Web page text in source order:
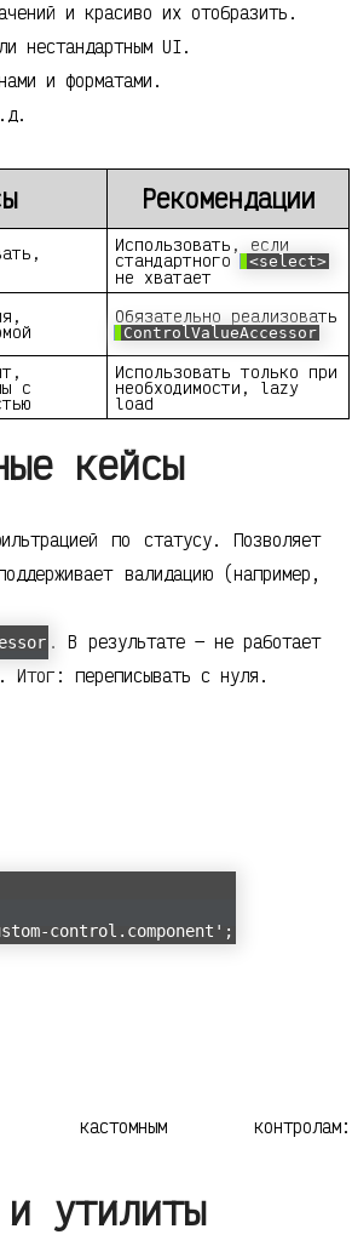
и красиво их отобразить.
нестандартным UI.
и форматами.
Рекомендации
Использовать, если
стандартного <select>
не хватает
Обязательно реализовать
ControlValueAccessor
с
Использовать только при
необходимости, lazy
load
кейсы
по статусу. Позволяет
валидацию (например,
. В результате — не работает
Итог: переписывать с нуля.
control.component';
контролам:
утилиты